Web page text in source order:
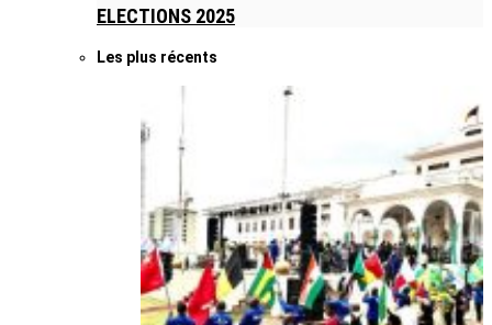
ELECTIONS 2025
Les plus récents